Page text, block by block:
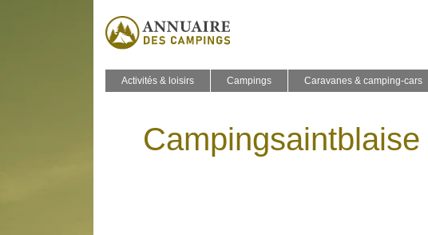
Activités & loisirs Campings Caravanes & camping-cars